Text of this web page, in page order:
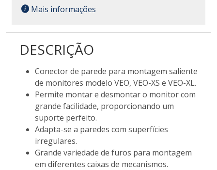
Mais informações
DESCRIÇÃO
Conector de parede para montagem saliente
de monitores modelo VEO, VEO-XS e VEO-XL.
Permite montar e desmontar o monitor com
grande facilidade, proporcionando um
suporte perfeito.
Adapta-se a paredes com superfícies
irregulares.
Grande variedade de furos para montagem
em diferentes caixas de mecanismos.